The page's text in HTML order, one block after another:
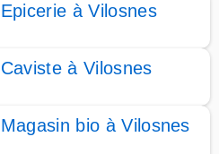
à Vilosnes
à Vilosnes
bio à Vilosnes